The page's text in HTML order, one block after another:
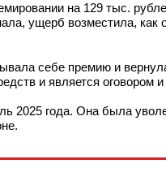
на 129 тыс.
ущерб возместила, как
себе премию и
и является оговором и
2025 года. Она была